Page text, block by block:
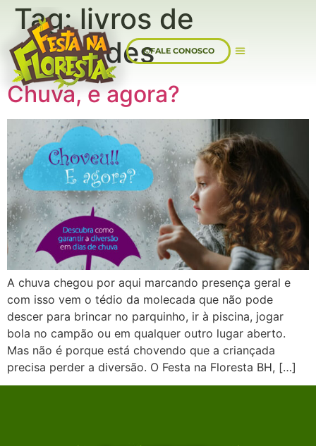
FALE CONOSCO
Tag:livros de
atividades
Chuva, e agora?
A chuva chegou por aqui marcando presença geral e
com isso vem o tédio da molecada que não pode
descer para brincar no parquinho, ir à piscina, jogar
bola no campão ou em qualquer outro lugar aberto.
Mas não é porque está chovendo que a criançada
precisa perder a diversão. O Festa na Floresta BH, […]